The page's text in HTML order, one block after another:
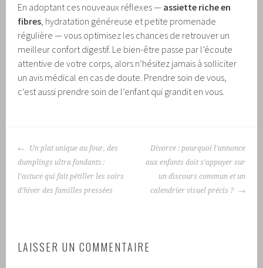
En adoptant ces nouveaux réflexes — assiette riche en
fibres , hydratation généreuse et petite promenade
régulière — vous optimisez les chances de retrouver un
meilleur confort digestif. Le bien-être passe par l’écoute
attentive de votre corps, alors n’hésitez jamais à solliciter
un avis médical en cas de doute. Prendre soin de vous,
c’est aussi prendre soin de l’enfant qui grandit en vous.
NAVIGATION
DES
ARTICLES
Un plat unique au four, des
dumplings ultra fondants :
l’astuce qui fait pétiller les soirs
d’hiver des familles pressées
Divorce : pourquoi l’annonce
aux enfants doit s’appuyer sur
un discours commun et un
calendrier visuel précis ?
LAISSER UN COMMENTAIRE